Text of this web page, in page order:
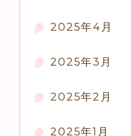
2025年4月
2025年3月
2025年2月
2025年1月